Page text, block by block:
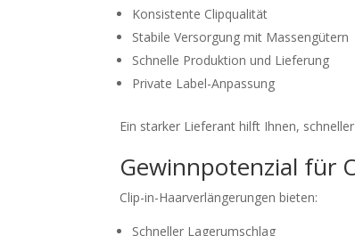
Konsistente Clipqualität
Stabile Versorgung mit Massengütern
Schnelle Produktion und Lieferung
Private Label-Anpassung
Ein starker Lieferant hilft Ihnen,
Gewinnpotenzial für
Clip-in-Haarverlängerungen bieten:
Schneller Lagerumschlag